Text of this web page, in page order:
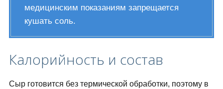
медицинским показаниям запрещается
кушать соль.
Калорийность и состав
Сыр готовится без термической обработки, поэтому в